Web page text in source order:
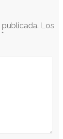
Los
*